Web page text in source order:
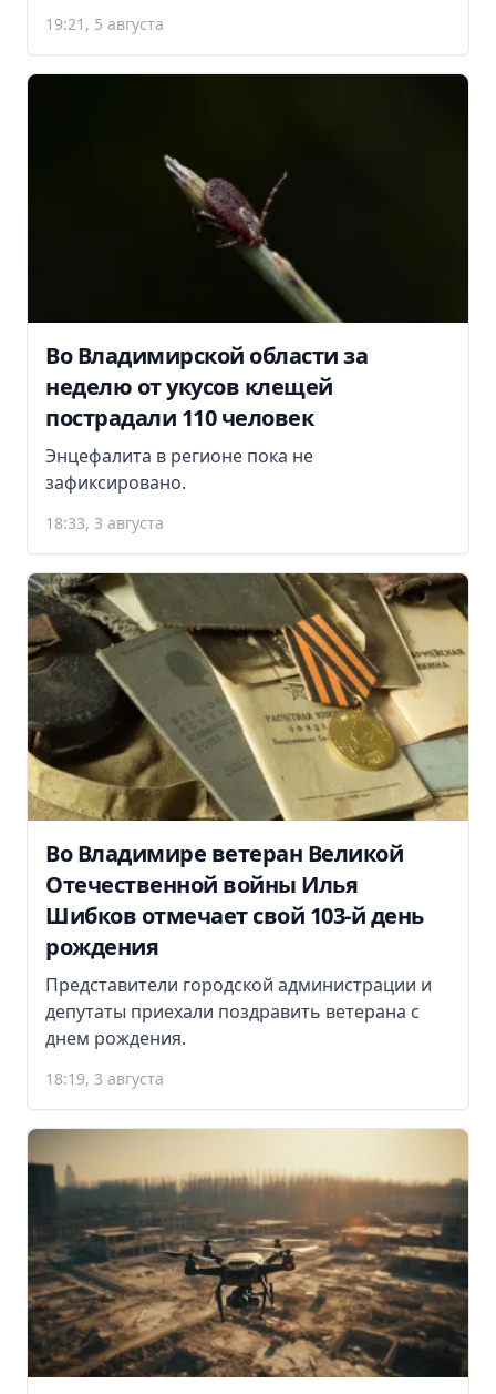
19:21, 5 августа
Во Владимирской области за
неделю от укусов клещей
пострадали 110 человек
Энцефалита в регионе пока не
зафиксировано.
18:33, 3 августа
Во Владимире ветеран Великой
Отечественной войны Илья
Шибков отмечает свой 103-й день
рождения
Представители городской администрации и
депутаты приехали поздравить ветерана с
днем рождения.
18:19, 3 августа